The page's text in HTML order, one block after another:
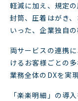
軽減に加え、規定
封筒、圧着はがき
いった、企業独自
両サービスの連携
けるお客様ごとの
業務全体のDXを実
「楽楽明細」の導